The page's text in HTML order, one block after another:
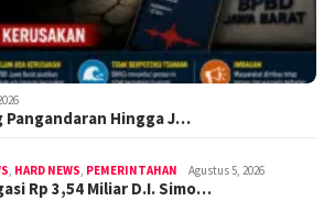
Pangandaran Hingga J…
, HARD NEWS, PEMERINTAHAN Agustus 5, 2026
Rp 3,54 Miliar D.I. Simo…